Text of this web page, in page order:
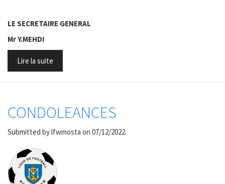
LE SECRETAIRE GENERAL
Mr Y.MEHDI
Lire la suite
CONDOLEANCES
Submitted bylfwmosta on 07/12/2022.